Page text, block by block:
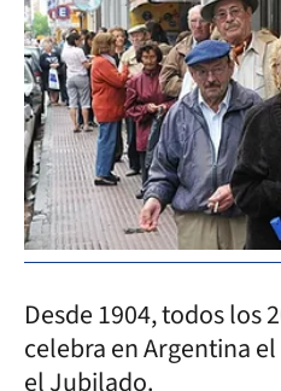
Desde 1904, todos los
celebra en Argentina
el Jubilado.